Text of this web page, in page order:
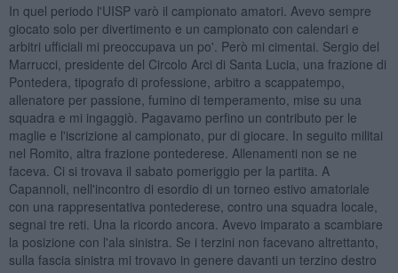
In quel periodo l'UISP varò il campionato amatori. Avevo sempre
giocato solo per divertimento e un campionato con calendari e
arbitri ufficiali mi preoccupava un po'. Però mi cimentai. Sergio del
Marrucci, presidente del Circolo Arci di Santa Lucia, una frazione di
Pontedera, tipografo di professione, arbitro a scappatempo,
allenatore per passione, fumino di temperamento, mise su una
squadra e mi ingaggiò. Pagavamo perfino un contributo per le
maglie e l'iscrizione al campionato, pur di giocare. In seguito militai
nel Romito, altra frazione pontederese. Allenamenti non se ne
faceva. Ci si trovava il sabato pomeriggio per la partita. A
Capannoli, nell'incontro di esordio di un torneo estivo amatoriale
con una rappresentativa pontederese, contro una squadra locale,
segnai tre reti. Una la ricordo ancora. Avevo imparato a scambiare
la posizione con l'ala sinistra. Se i terzini non facevano altrettanto,
sulla fascia sinistra mi trovavo in genere davanti un terzino destro